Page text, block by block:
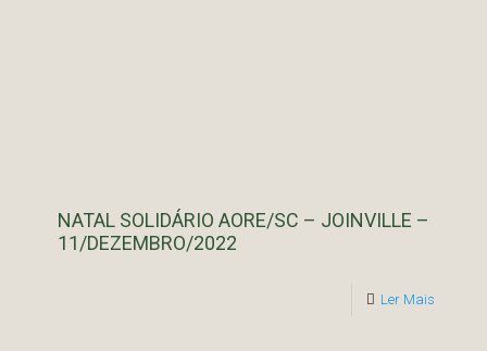
NATAL SOLIDÁRIO AORE/SC – JOINVILLE –
11/DEZEMBRO/2022
Ler Mais